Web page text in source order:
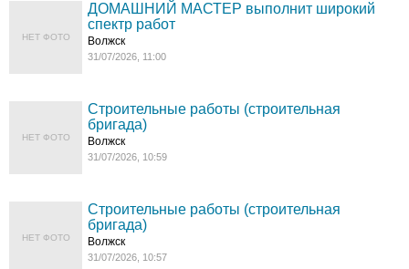
НЕТ ФОТО
ДОМАШНИЙ МАСТЕР выполнит широкий
спектр работ
Волжск
31/07/2026, 11:00
НЕТ ФОТО
Строительные работы (строительная
бригада)
Волжск
31/07/2026, 10:59
НЕТ ФОТО
Строительные работы (строительная
бригада)
Волжск
31/07/2026, 10:57